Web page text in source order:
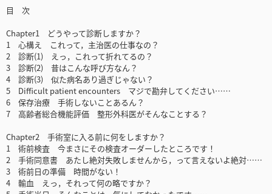
目 次
Chapter1 どうやって診断しますか？
1 心構え これって，主治医の仕事なの？
2 診断(1) えっ，これって折れてるの？
3 診断(2) 昔はこんな呼び方なん？
4 診断(3) 似た病名あり過ぎじゃない？
5 Difficult patient encounters マジで勘弁してください……
6 保存治療 手術しないことあるん？
7 高齢者総合機能評価 整形外科医がそんなことする？
Chapter2 手術室に入る前に何をしますか？
1 術前検査 今まさにその検査オーダーしたところです！
2 手術同意書 あたし絶対失敗しませんから，って言えないよ絶対……
3 術前日の準備 時間がない！
4 輸血 えっ，それって何の略ですか？